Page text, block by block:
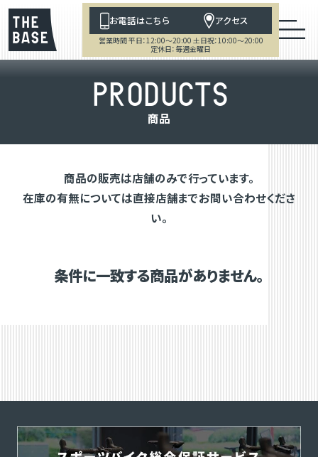
お電話はこちら アクセス
営業時間 平日：12:00～20:00 土日祝：10:00～20:00
定休日：毎週金曜日
PRODUCTS
商品
商品の販売は店舗のみで行っています。
在庫の有無については直接店舗までお問い合わせくださ
い。
条件に一致する商品がありません。